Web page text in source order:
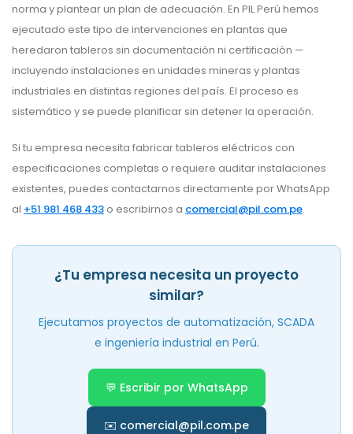
norma y plantear un plan de adecuación. En PIL Perú hemos
ejecutado este tipo de intervenciones en plantas que
heredaron tableros sin documentación ni certificación —
incluyendo instalaciones en unidades mineras y plantas
industriales en distintas regiones del país. El proceso es
sistemático y se puede planificar sin detener la operación.
Si tu empresa necesita fabricar tableros eléctricos con
especificaciones completas o requiere auditar instalaciones
existentes, puedes contactarnos directamente por WhatsApp
al +51 981 468 433 o escribirnos a comercial@pil.com.pe.
¿Tu empresa necesita un proyecto
similar?
Ejecutamos proyectos de automatización, SCADA
e ingeniería industrial en Perú.
💬 Escribir por WhatsApp
✉️ comercial@pil.com.pe